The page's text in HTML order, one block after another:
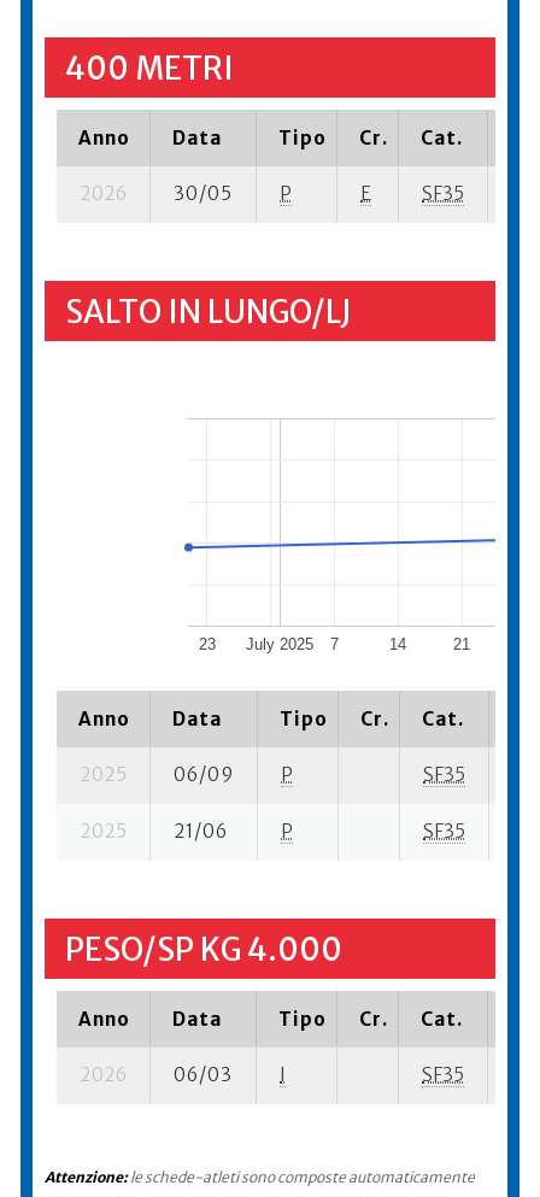
400 METRI
Anno Data Tipo Cr. Cat.
2026 30/05 P E SF35
SALTO IN LUNGO/LJ
July 2025
23 7 14 21
Anno Data Tipo Cr. Cat.
2025 06/09 P SF35
2025 21/06 P SF35
PESO/SP KG 4.000
Anno Data Tipo Cr. Cat.
2026 06/03 I SF35
Attenzione:le schede-atleti sono composte automaticamente